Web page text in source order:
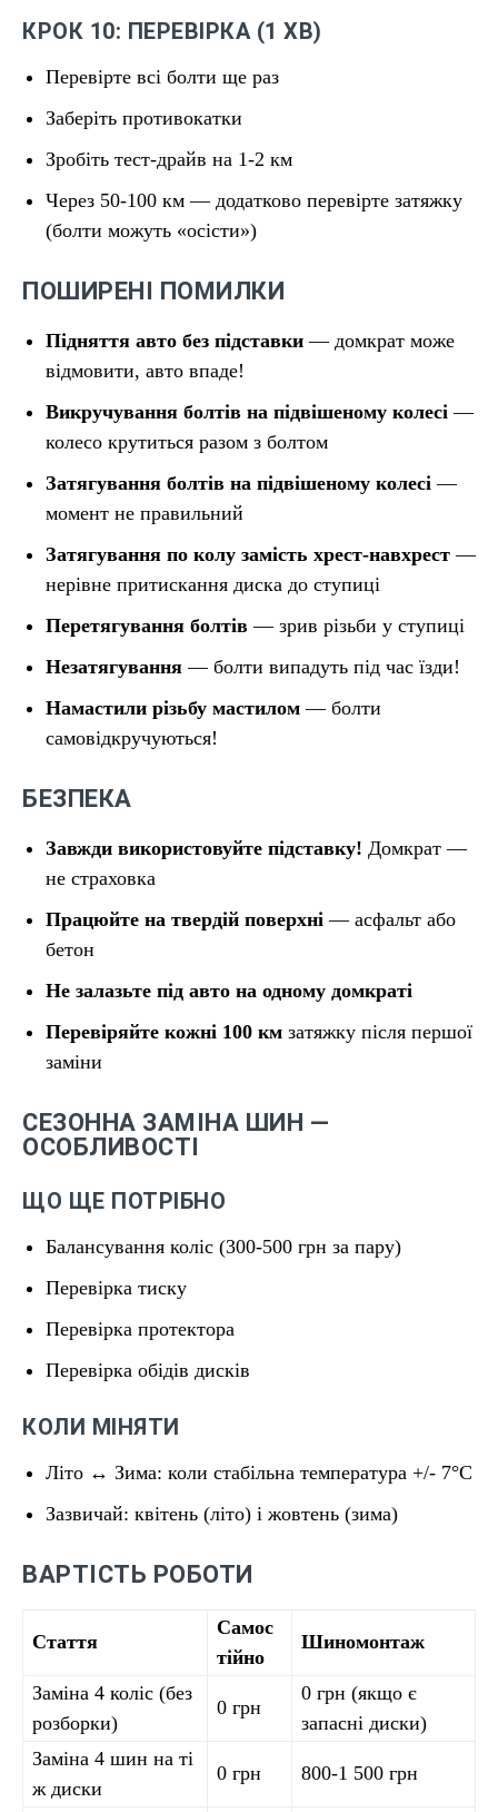
КРОК 10: ПЕРЕВІРКА (1 ХВ)
Перевірте всі болти ще раз
Заберіть противокатки
Зробіть тест-драйв на 1-2 км
Через 50-100 км — додатково перевірте затяжку
(болти можуть «осісти»)
ПОШИРЕНІ ПОМИЛКИ
Підняття авто без підставки — домкрат може
відмовити, авто впаде!
Викручування болтів на підвішеному колесі —
колесо крутиться разом з болтом
Затягування болтів на підвішеному колесі —
момент не правильний
Затягування по колу замість хрест-навхрест —
нерівне притискання диска до ступиці
Перетягування болтів — зрив різьби у ступиці
Незатягування — болти випадуть під час їзди!
Намастили різьбу мастилом — болти
самовідкручуються!
БЕЗПЕКА
Завжди використовуйте підставку! Домкрат —
не страховка
Працюйте на твердій поверхні — асфальт або
бетон
Не залазьте під авто на одному домкраті
Перевіряйте кожні 100 км затяжку після першої
заміни
СЕЗОННА ЗАМІНА ШИН —
ОСОБЛИВОСТІ
ЩО ЩЕ ПОТРІБНО
Балансування коліс (300-500 грн за пару)
Перевірка тиску
Перевірка протектора
Перевірка обідів дисків
КОЛИ МІНЯТИ
Літо ↔ Зима: коли стабільна температура +/- 7°C
Зазвичай: квітень (літо) і жовтень (зима)
ВАРТІСТЬ РОБОТИ
Стаття
Самос
тійно
Шиномонтаж
Заміна 4 коліс (без
розборки)
0 грн
0 грн (якщо є
запасні диски)
Заміна 4 шин на ті
ж диски
0 грн 800-1 500 грн